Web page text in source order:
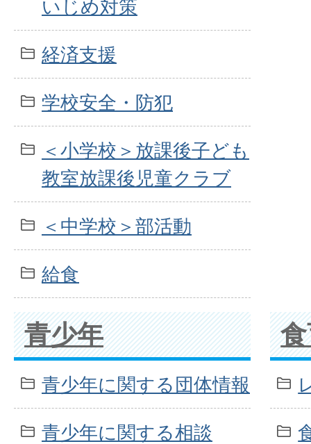
いじめ対策
経済支援
学校安全・防犯
＜小学校＞放課後子ども
教室放課後児童クラブ
＜中学校＞部活動
給食
青少年
青少年に関する団体情報
青少年に関する相談